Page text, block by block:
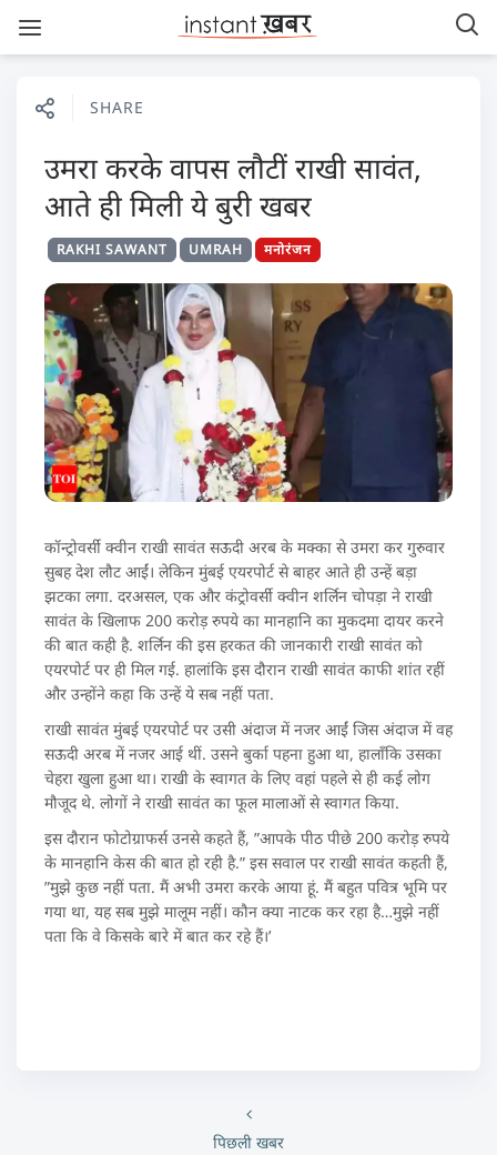
SHARE
उमरा करके वापस लौटीं राखी सावंत,
आते ही मिली ये बुरी खबर
RAKHI SAWANT UMRAH मनोरंजन
कॉन्ट्रोवर्सी क्वीन राखी सावंत सऊदी अरब के मक्का से उमरा कर गुरुवार
सुबह देश लौट आईं। लेकिन मुंबई एयरपोर्ट से बाहर आते ही उन्हें बड़ा
झटका लगा. दरअसल, एक और कंट्रोवर्सी क्वीन शर्लिन चोपड़ा ने राखी
सावंत के खिलाफ 200 करोड़ रुपये का मानहानि का मुकदमा दायर करने
की बात कही है. शर्लिन की इस हरकत की जानकारी राखी सावंत को
एयरपोर्ट पर ही मिल गई. हालांकि इस दौरान राखी सावंत काफी शांत रहीं
और उन्होंने कहा कि उन्हें ये सब नहीं पता.
राखी सावंत मुंबई एयरपोर्ट पर उसी अंदाज में नजर आईं जिस अंदाज में वह
सऊदी अरब में नजर आई थीं. उसने बुर्का पहना हुआ था, हालाँकि उसका
चेहरा खुला हुआ था। राखी के स्वागत के लिए वहां पहले से ही कई लोग
मौजूद थे. लोगों ने राखी सावंत का फूल मालाओं से स्वागत किया.
इस दौरान फोटोग्राफर्स उनसे कहते हैं, ”आपके पीठ पीछे 200 करोड़ रुपये
के मानहानि केस की बात हो रही है.” इस सवाल पर राखी सावंत कहती हैं,
”मुझे कुछ नहीं पता. मैं अभी उमरा करके आया हूं. मैं बहुत पवित्र भूमि पर
गया था, यह सब मुझे मालूम नहीं। कौन क्या नाटक कर रहा है…मुझे नहीं
पता कि वे किसके बारे में बात कर रहे हैं।’
पिछली खबर